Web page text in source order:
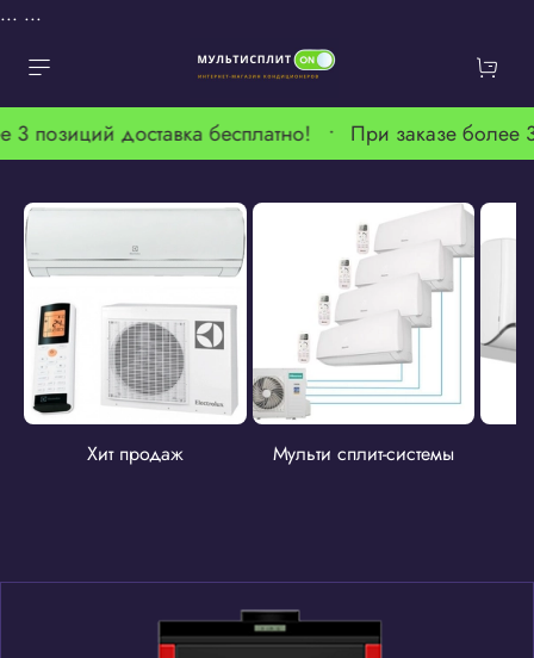
... ...
3 позиций доставка бесплатно! • При заказе более
Хит продаж Мульти сплит-системы